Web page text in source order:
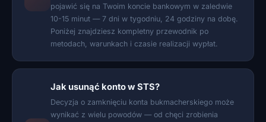
pojawić się na Twoim koncie bankowym w zaledwie
10-15 minut — 7 dni w tygodniu, 24 godziny na dobę.
Poniżej znajdziesz kompletny przewodnik po
metodach, warunkach i czasie realizacji wypłat.
Jak usunąć konto w STS?
Decyzja o zamknięciu konta bukmacherskiego może
wynikać z wielu powodów — od chęci zrobienia